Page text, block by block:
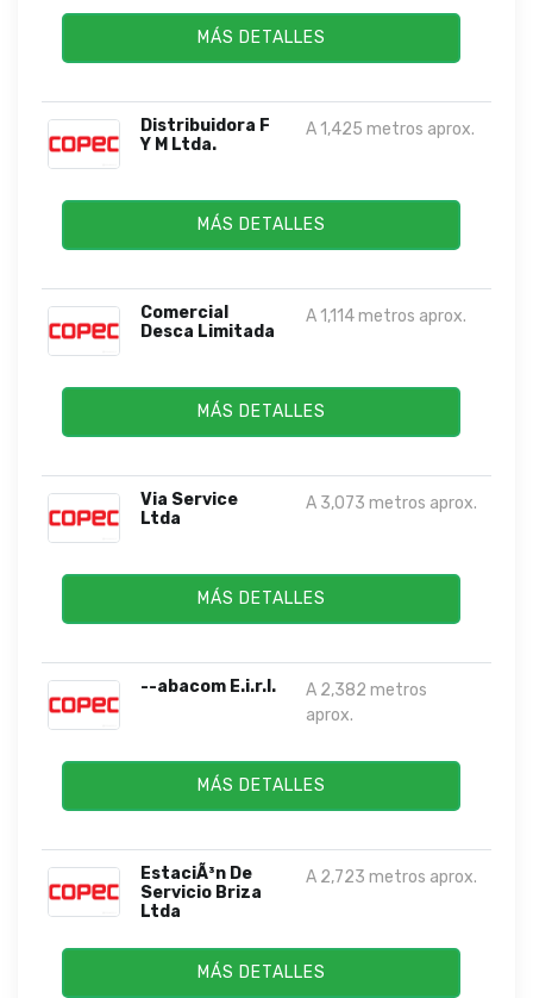
MÁS DETALLES
Distribuidora F
Y M Ltda.
A 1,425 metros aprox.
MÁS DETALLES
Comercial
Desca Limitada
A 1,114 metros aprox.
MÁS DETALLES
Via Service
Ltda
A 3,073 metros aprox.
MÁS DETALLES
--abacom E.i.r.l.
A 2,382 metros
aprox.
MÁS DETALLES
EstaciÃ³n De
Servicio Briza
Ltda
A 2,723 metros aprox.
MÁS DETALLES